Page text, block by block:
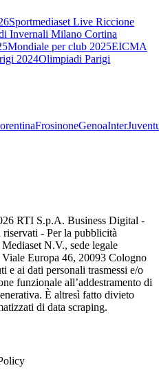
Sportmediaset Live Riccione
Invernali Milano Cortina
Mondiale per club 2025EICMA
2024Olimpiadi Parigi
FrosinoneGenoaInter
RTI S.p.A. Business Digital -
- Per la pubblicità
N.V., sede legale
Europa 46, 20093 Cologno
e ai dati personali trasmessi e/o
funzionale all’addestramento di
È altresì fatto divieto
di data scraping.